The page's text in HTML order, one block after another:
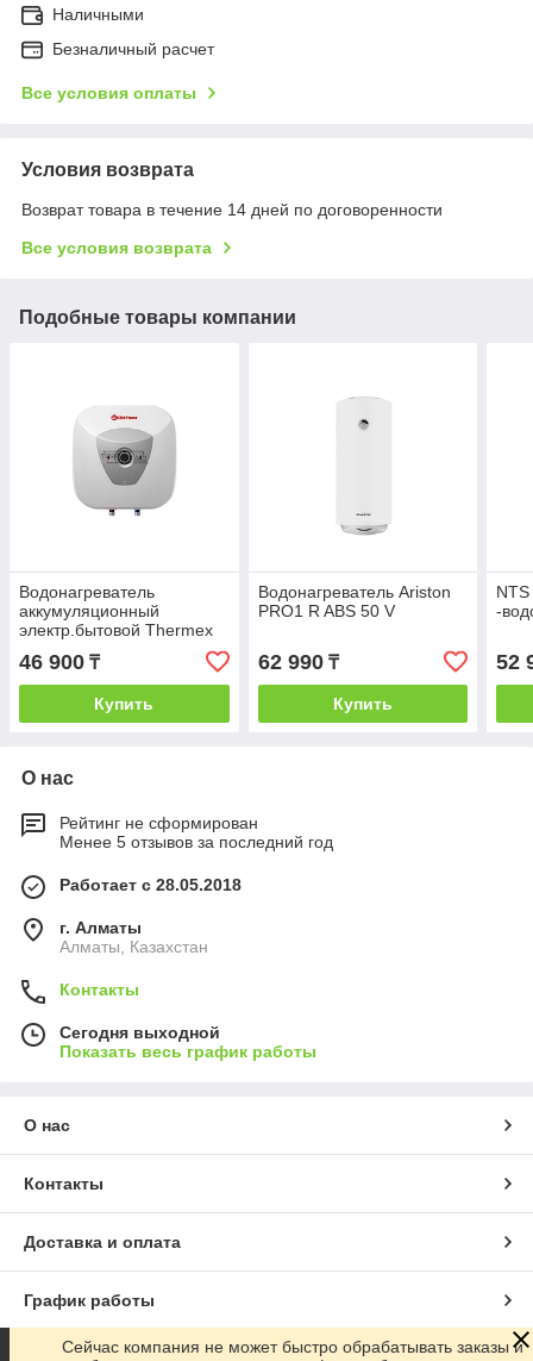
Наличными
Безналичный расчет
Все условия оплаты
Условия возврата
Возврат товара в течение 14 дней по договоренности
Все условия возврата
Подобные товары компании
Водонагреватель
аккумуляционный
электр.бытовой Thermex
H 10 O (pro)
46 900 ₸
Купить
Водонагреватель Ariston
PRO1 R ABS 50 V
62 990₸
Купить
-
52
О нас
Рейтинг не сформирован
Менее 5 отзывов за последний год
Работает с 28.05.2018
г. Алматы
Алматы, Казахстан
Контакты
Сегодня выходной
Показать весь график работы
О нас
Контакты
Доставка и оплата
График работы
Сейчас компания не может быстро обрабатывать заказы и